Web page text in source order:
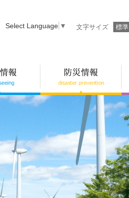
文字サイズ 標準
Select Language ▼